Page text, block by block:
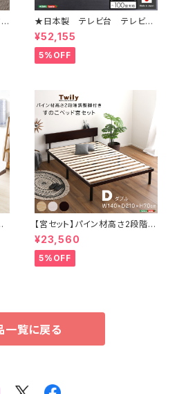
★日本製 テレビ台 テレビボ
ード 230cm幅 【BARS-バ
ース-】 SH-24-BR230
¥52,155
5%OFF
【宮セット】パイン材高さ2段階調
整脚付きすのこベッド(ダブル)
¥23,560
5%OFF
一覧に戻る